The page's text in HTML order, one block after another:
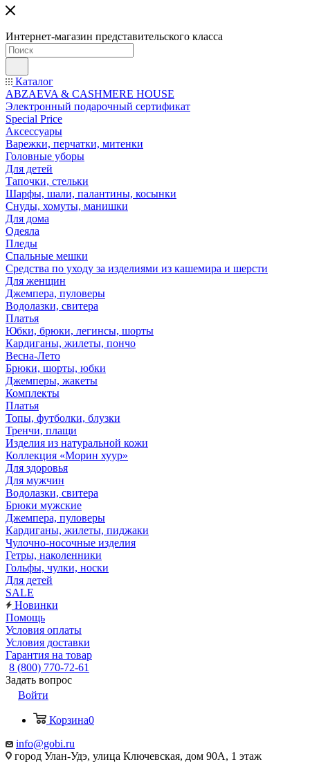
Интернет-магазин представительского класса
Каталог
ABZAEVA & CASHMERE HOUSE
Электронный подарочный сертификат
Special Price
Аксессуары
Варежки, перчатки, митенки
Головные уборы
Для детей
Тапочки, стельки
Шарфы, шали, палантины, косынки
Снуды, хомуты, манишки
Для дома
Одеяла
Пледы
Спальные мешки
Средства по уходу за изделиями из кашемира и шерсти
Для женщин
Джемпера, пуловеры
Водолазки, свитера
Платья
Юбки, брюки, легинсы, шорты
Кардиганы, жилеты, пончо
Весна-Лето
Брюки, шорты, юбки
Джемперы, жакеты
Комплекты
Платья
Топы, футболки, блузки
Тренчи, плащи
Изделия из натуральной кожи
Коллекция «Морин хуур»
Для здоровья
Для мужчин
Водолазки, свитера
Брюки мужские
Джемпера, пуловеры
Кардиганы, жилеты, пиджаки
Чулочно-носочные изделия
Гетры, наколенники
Гольфы, чулки, носки
Для детей
SALE
Новинки
Помощь
Условия оплаты
Условия доставки
Гарантия на товар
8 (800) 770-72-61
Задать вопрос
Войти
Корзина0
info@gobi.ru
город Улан-Удэ, улица Ключевская, дом 90А, 1 этаж